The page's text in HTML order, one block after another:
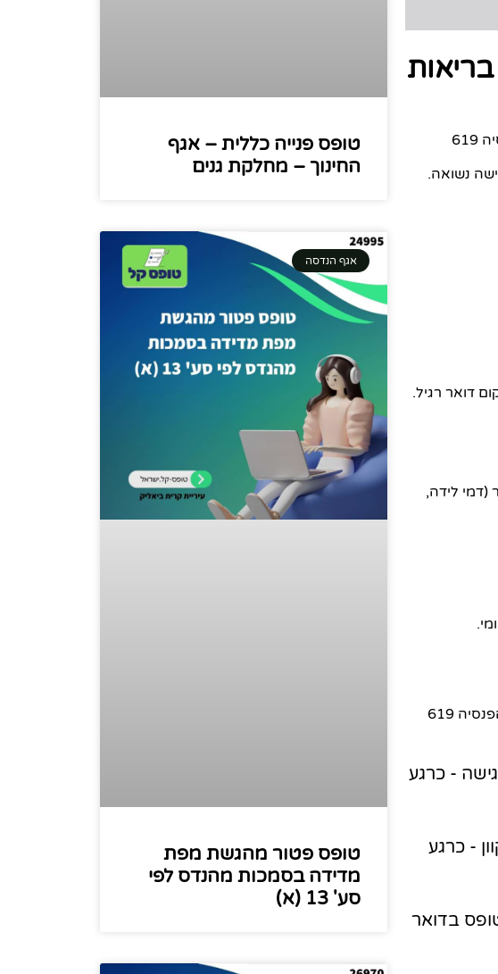
נשואה.
לידה,
619
בריאות מהפנסיה (619) חלופה נגישה - כרגע
מהפנסיה (619) מילוי מקוון - כרגע
בריאות מהפנסיה (619) הזמנת טופס בדואר
טופס פנייה כללית – אגף
החינוך – מחלקת גנים
אגף הנדסה
טופס פטור מהגשת מפת
מדידה בסמכות מהנדס לפי
סע' 13 (א)